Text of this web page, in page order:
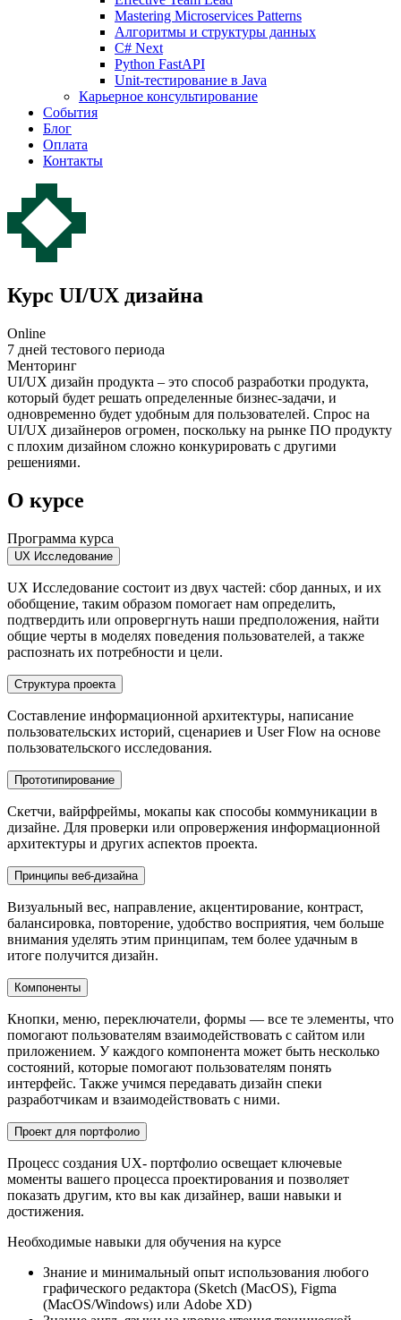
Mastering Microservices Patterns
Алгоритмы и структуры данных
C# Next
Python FastAPI
Unit-тестирование в Java
Карьерное консультирование
События
Блог
Оплата
Контакты
Курс UI/UX дизайнa
Online
7 дней тестового периода
Менторинг
UI/UX дизайн продукта – это способ разработки продукта,
который будет решать определенные бизнес-задачи, и
одновременно будет удобным для пользователей. Спрос на
UI/UX дизайнеров огромен, поскольку на рынке ПО продукту
с плохим дизайном сложно конкурировать с другими
решениями.
О курсе
Программа курса
UX Исследование
UX Исследование состоит из двух частей: сбор данных, и их
обобщение, таким образом помогает нам определить,
подтвердить или опровергнуть наши предположения, найти
общие черты в моделях поведения пользователей, а также
распознать их потребности и цели.
Структура проекта
Составление информационной архитектуры, написание
пользовательских историй, сценариев и User Flow на основе
пользовательского исследования.
Прототипирование
Скетчи, вайрфреймы, мокапы как способы коммуникации в
дизайне. Для проверки или опровержения информационной
архитектуры и других аспектов проекта.
Принципы веб-дизайна
Визуальный вес, направление, акцентирование, контраст,
балансировка, повторение, удобство восприятия, чем больше
внимания уделять этим принципам, тем более удачным в
итоге получится дизайн.
Компоненты
Кнопки, меню, переключатели, формы — все те элементы, что
помогают пользователям взаимодействовать с сайтом или
приложением. У каждого компонента может быть несколько
состояний, которые помогают пользователям понять
интерфейс. Также учимся передавать дизайн спеки
разработчикам и взаимодействовать с ними.
Проект для портфолио
Процесс создания UX- портфолио освещает ключевые
моменты вашего процесса проектирования и позволяет
показать другим, кто вы как дизайнер, ваши навыки и
достижения.
Необходимые навыки для обучения на курсе
Знание и минимальный опыт использования любого
графического редактора (Sketch (MacOS), Figma
(MacOS/Windows) или Adobe XD)